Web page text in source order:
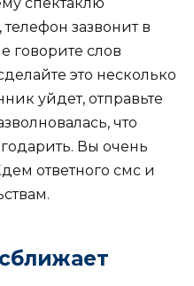
спектаклю
зазвонит в
говорите слов
это несколько
уйдет, отправьте
что
Вы очень
ответного смс и